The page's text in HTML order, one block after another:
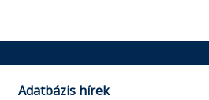
Adatbázis hírek